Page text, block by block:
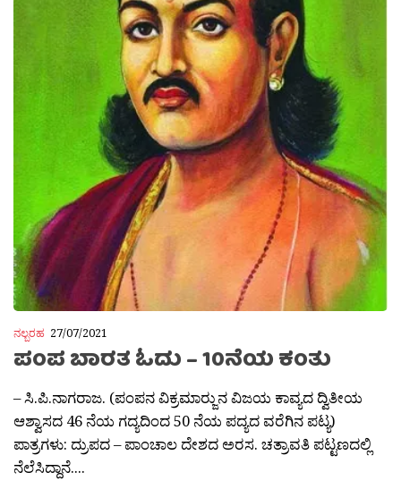
ನಲ್ಬರಹ 27/07/2021
ಪಂಪ ಬಾರತ ಓದು – 10ನೆಯ ಕಂತು
– ಸಿ.ಪಿ.ನಾಗರಾಜ. (ಪಂಪನ ವಿಕ್ರಮಾರ‍್ಜುನ ವಿಜಯ ಕಾವ್ಯದ ದ್ವಿತೀಯ
ಆಶ್ವಾಸದ 46 ನೆಯ ಗದ್ಯದಿಂದ 50 ನೆಯ ಪದ್ಯದ ವರೆಗಿನ ಪಟ್ಯ)
ಪಾತ್ರಗಳು: ದ್ರುಪದ – ಪಾಂಚಾಲ ದೇಶದ ಅರಸ. ಚತ್ರಾವತಿ ಪಟ್ಟಣದಲ್ಲಿ
ನೆಲೆಸಿದ್ದಾನೆ....